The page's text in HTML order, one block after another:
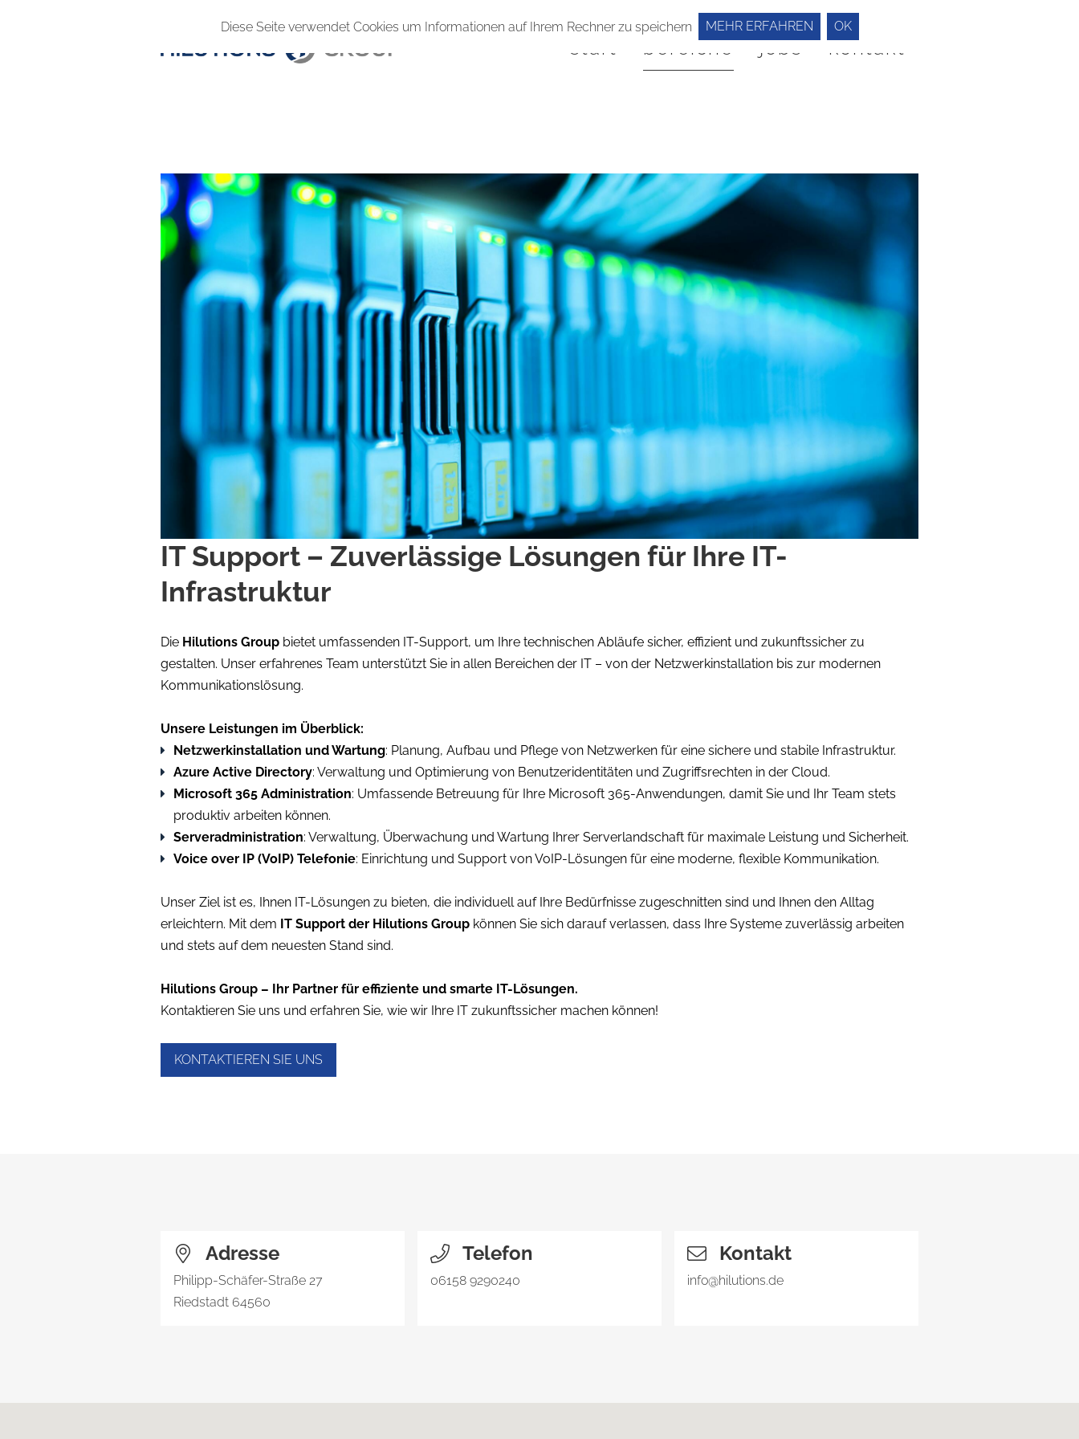
start bereiche jobs kontakt
Diese Seite verwendet Cookies um Informationen auf Ihrem Rechner zu speichern MEHR ERFAHREN OK
IT Support – Zuverlässige Lösungen für Ihre IT-
Infrastruktur
Die Hilutions Group bietet umfassenden IT-Support, um Ihre technischen Abläufe sicher, effizient und zukunftssicher zu
gestalten. Unser erfahrenes Team unterstützt Sie in allen Bereichen der IT – von der Netzwerkinstallation bis zur modernen
Kommunikationslösung.
Unsere Leistungen im Überblick:
Netzwerkinstallation und Wartung: Planung, Aufbau und Pflege von Netzwerken für eine sichere und stabile Infrastruktur.
Azure Active Directory: Verwaltung und Optimierung von Benutzeridentitäten und Zugriffsrechten in der Cloud.
Microsoft 365 Administration: Umfassende Betreuung für Ihre Microsoft 365-Anwendungen, damit Sie und Ihr Team stets
produktiv arbeiten können.
Serveradministration: Verwaltung, Überwachung und Wartung Ihrer Serverlandschaft für maximale Leistung und Sicherheit.
Voice over IP (VoIP) Telefonie: Einrichtung und Support von VoIP-Lösungen für eine moderne, flexible Kommunikation.
Unser Ziel ist es, Ihnen IT-Lösungen zu bieten, die individuell auf Ihre Bedürfnisse zugeschnitten sind und Ihnen den Alltag
erleichtern. Mit dem IT Support der Hilutions Group können Sie sich darauf verlassen, dass Ihre Systeme zuverlässig arbeiten
und stets auf dem neuesten Stand sind.
Hilutions Group – Ihr Partner für effiziente und smarte IT-Lösungen.
Kontaktieren Sie uns und erfahren Sie, wie wir Ihre IT zukunftssicher machen können!
KONTAKTIEREN SIE UNS
Adresse
Philipp-Schäfer-Straße 27
Riedstadt 64560
Telefon
06158 9290240
Kontakt
info@hilutions.de